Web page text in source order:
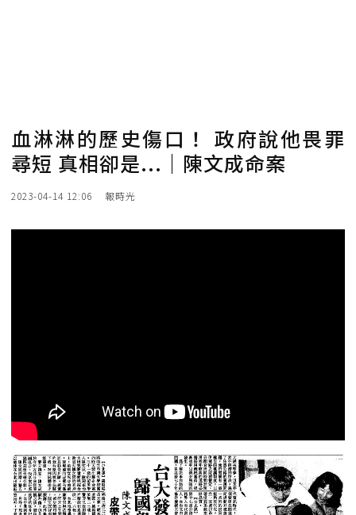
血淋淋的歷史傷口！ 政府說他畏罪
尋短 真相卻是...｜陳文成命案
2023-04-14 12:06 報時光